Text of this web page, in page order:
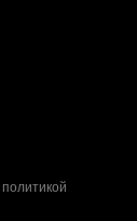
политикой